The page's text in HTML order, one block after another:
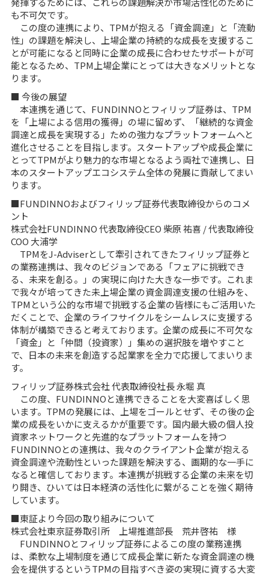
も不可欠です。
この度の連携により、TPMが抱える「資金調達」と「流動
性」の課題を解決し、上場企業の持続的な成長を支援するこ
とが可能になると同時に企業の成長に合わせたサポートが可
能となるため、TPM上場企業にとっては大きなメリットとな
ります。
■ 今後の展望
本連携を通じて、FUNDINNOとフィリップ証券は、TPM
を「上場による信用の獲得」の場に留めず、「継続的な資金
調達と成長を実現する」ための強力なプラットフォームへと
進化させることを目指します。スタートアップや成⻑企業に
とってTPMがより魅⼒的な市場となるよう両社で連携し、⽇
本のスタートアップエコシステム全体の発展に貢献してまい
ります。
■FUNDINNOおよびフィリップ証券代表取締役からのコメ
ント
株式会社FUNDINNO 代表取締役CEO 柴原 祐喜 / 代表取締役
COO 大浦学
TPMをJ-Adviserとして牽引されてきたフィリップ証券と
の業務連携は、我々のビジョンである「フェアに挑戦でき
る、未来を創る。」の実現に向けた大きな一歩です。これま
で我々が培ってきた未上場企業の資金調達支援の仕組みを、
TPMという公的な市場で挑戦する企業の皆様にもご活用いた
だくことで、企業のライフサイクルをシームレスに支援する
体制が構築できると考えております。企業の成長に不可欠な
「資金」と「仲間（投資家）」集めの選択肢を増やすこと
で、日本の未来を創造する起業家を全力で応援してまいりま
す。
フィリップ証券株式会社 代表取締役社長 永堀 真
この度、FUNDINNOと連携できることを大変喜ばしく思
います。TPMの発展には、上場をゴールとせず、その後の企
業の成長をいかに支えるかが重要です。国内最大級の個人投
資家ネットワークと先進的なプラットフォームを持つ
FUNDINNOとの連携は、我々のクライアント企業が抱える
資金調達や流動性といった課題を解決する、画期的な一手に
なると確信しております。本連携が挑戦する企業の未来を切
り開き、ひいては日本経済の活性化に繋がることを強く期待
しています。
■東証より今回の取り組みについて
株式会社東京証券取引所 上場推進部長 荒井啓祐 様
FUNDINNOとフィリップ証券によるこの度の業務連携
は、柔軟な上場制度を通じて成長企業に新たな資金調達の機
会を提供するというTPMの目指すべき姿の実現に資する大変